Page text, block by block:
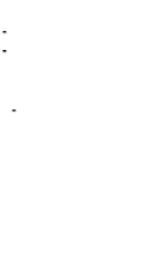
-
-
-